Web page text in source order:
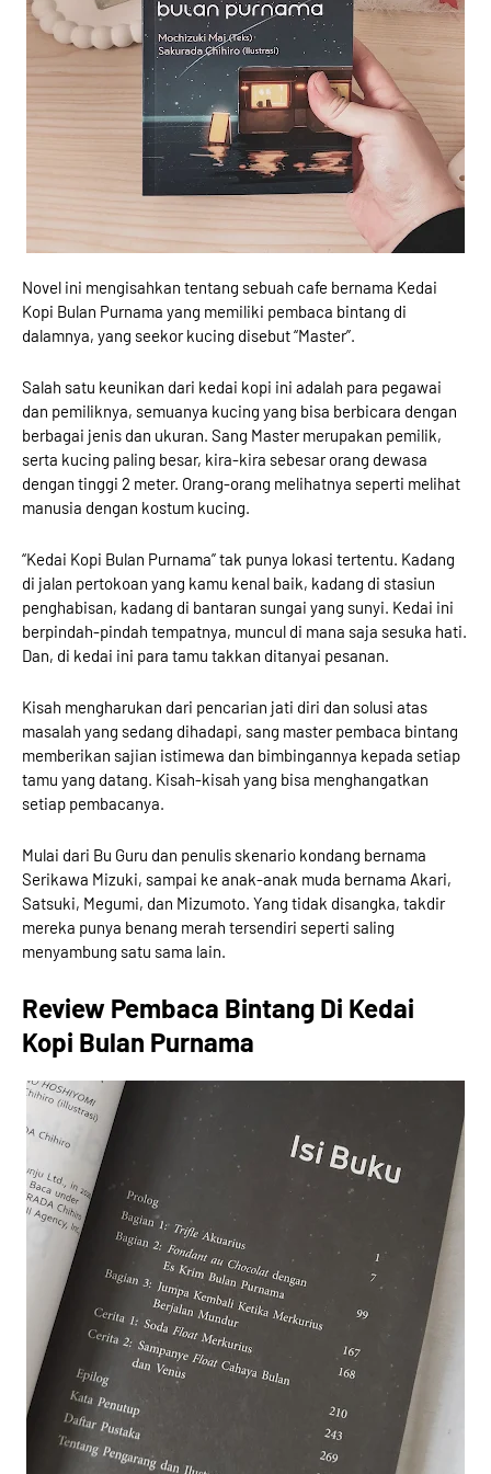
Novel ini mengisahkan tentang sebuah cafe bernama Kedai
Kopi Bulan Purnama yang memiliki pembaca bintang di
dalamnya, yang seekor kucing disebut “Master”.
Salah satu keunikan dari kedai kopi ini adalah para pegawai
dan pemiliknya, semuanya kucing yang bisa berbicara dengan
berbagai jenis dan ukuran. Sang Master merupakan pemilik,
serta kucing paling besar, kira-kira sebesar orang dewasa
dengan tinggi 2 meter. Orang-orang melihatnya seperti melihat
manusia dengan kostum kucing.
“Kedai Kopi Bulan Purnama” tak punya lokasi tertentu. Kadang
di jalan pertokoan yang kamu kenal baik, kadang di stasiun
penghabisan, kadang di bantaran sungai yang sunyi. Kedai ini
berpindah-pindah tempatnya, muncul di mana saja sesuka hati.
Dan, di kedai ini para tamu takkan ditanyai pesanan.
Kisah mengharukan dari pencarian jati diri dan solusi atas
masalah yang sedang dihadapi, sang master pembaca bintang
memberikan sajian istimewa dan bimbingannya kepada setiap
tamu yang datang. Kisah-kisah yang bisa menghangatkan
setiap pembacanya.
Mulai dari Bu Guru dan penulis skenario kondang bernama
Serikawa Mizuki, sampai ke anak-anak muda bernama Akari,
Satsuki, Megumi, dan Mizumoto. Yang tidak disangka, takdir
mereka punya benang merah tersendiri seperti saling
menyambung satu sama lain.
Review Pembaca Bintang Di Kedai
Kopi Bulan Purnama